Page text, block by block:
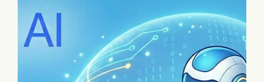
ניהול
אידיאולוגיה ללא כלים נשארת בגדר
משאלה